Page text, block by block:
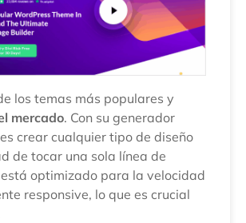
los temas más populares y
mercado. Con su generador
crear cualquier tipo de diseño
de tocar una sola línea de
optimizado para la velocidad
responsive, lo que es crucial